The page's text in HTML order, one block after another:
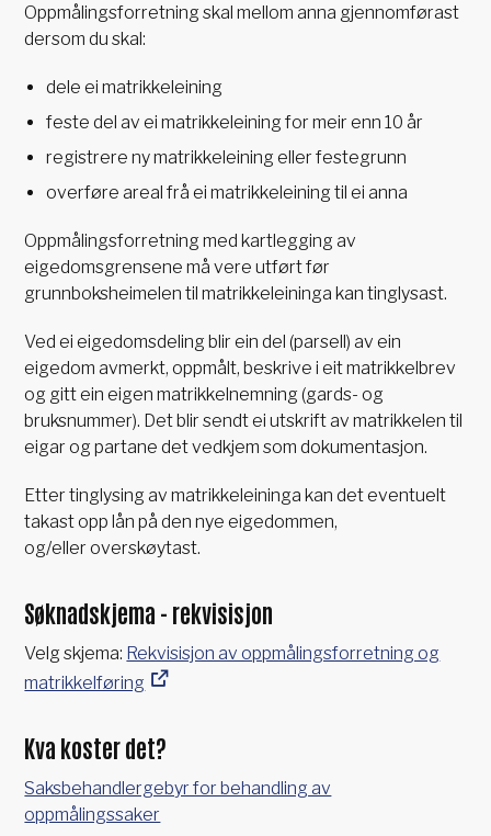
Oppmålingsforretning skal mellom anna gjennomførast
dersom du skal:
dele ei matrikkeleining
feste del av ei matrikkeleining for meir enn 10 år
registrere ny matrikkeleining eller festegrunn
overføre areal frå ei matrikkeleining til ei anna
Oppmålingsforretning med kartlegging av
eigedomsgrensene må vere utført før
grunnboksheimelen til matrikkeleininga kan tinglysast.
Ved ei eigedomsdeling blir ein del (parsell) av ein
eigedom avmerkt, oppmålt, beskrive i eit matrikkelbrev
og gitt ein eigen matrikkelnemning (gards- og
bruksnummer). Det blir sendt ei utskrift av matrikkelen til
eigar og partane det vedkjem som dokumentasjon.
Etter tinglysing av matrikkeleininga kan det eventuelt
takast opp lån på den nye eigedommen,
og/eller overskøytast.
Søknadskjema - rekvisisjon
Velg skjema: Rekvisisjon av oppmålingsforretning og
matrikkelføring
Kva koster det?
Saksbehandlergebyr for behandling av
oppmålingssaker